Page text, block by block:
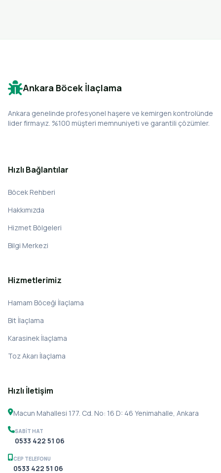
Ankara Böcek İlaçlama
Ankara genelinde profesyonel haşere ve kemirgen kontrolünde
lider firmayız. %100 müşteri memnuniyeti ve garantili çözümler.
Hızlı Bağlantılar
Böcek Rehberi
Hakkımızda
Hizmet Bölgeleri
Bilgi Merkezi
Hizmetlerimiz
Hamam Böceği İlaçlama
Bit İlaçlama
Karasinek İlaçlama
Toz Akarı İlaçlama
Hızlı İletişim
Macun Mahallesi 177. Cd. No: 16 D: 46 Yenimahalle, Ankara
SABIT HAT
0533 422 51 06
CEP TELEFONU
0533 422 51 06